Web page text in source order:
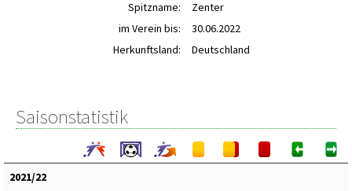
Spitzname:
Zenter
im Verein bis:
30.06.2022
Herkunftsland:
Deutschland
Saisonstatistik
2021/22